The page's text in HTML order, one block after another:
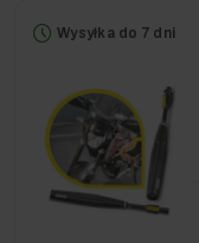
Wysyłka do 7 dni